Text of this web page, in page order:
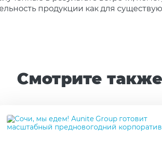
продукции как для
Смотрите также